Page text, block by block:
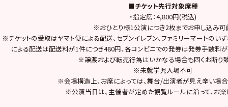
■チケット先行対象席種
・指定席：4,800円(税込)
※おひとり様1公演につき2枚までお申し込み可
※チケットの受取はヤマト便による配送、セブンイレブン、ファミリーマートのい
による配送は配送料が1件につき480円、各コンビニでの発券は発券手数料
※譲渡および転売行為はいかなる場合も固くお断り
※未就学児入場不可
※会場構造上、お席によっては、舞台/出演者が見え辛い場合
※公演当日は、主催者が定めた観覧ルールに沿って、お楽